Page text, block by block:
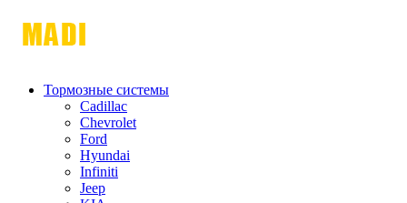
Тормозные системы
Cadillac
Chevrolet
Ford
Hyundai
Infiniti
Jeep